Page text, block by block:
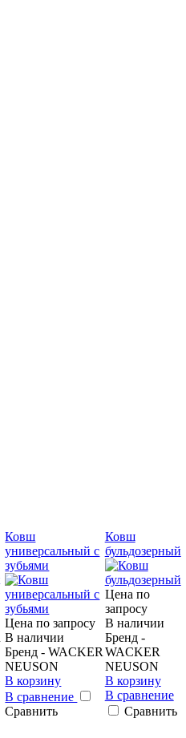
Ковш
универсальный с
зубьями
Цена по запросу
В наличии
Бренд - WACKER
NEUSON
В корзину
В сравнение
Сравнить
Ковш
бульдозерный
Цена по
запросу
В наличии
Бренд -
WACKER
NEUSON
В корзину
В сравнение
Сравнить